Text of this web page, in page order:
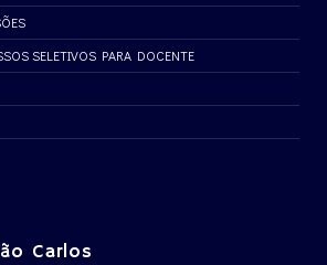
SELETIVOS PARA DOCENTE
Carlos